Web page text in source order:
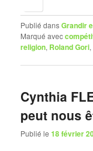
Publié dansGrandir
Marqué avec
religion, Roland Gori,
Cynthia
peut nous
Publié le18 février